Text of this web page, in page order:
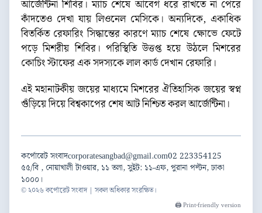
আর্জেন্টিনা শিবির। ম্যাচ শেষে আবেগ ধরে রাখতে না পেরে
কাঁদতেও দেখা যায় লিওনেল মেসিকে। অন্যদিকে, একাধিক
বিতর্কিত রেফারিং সিদ্ধান্তের কারণে ম্যাচ শেষে ক্ষোভে ফেটে
পড়ে মিশরীয় শিবির। পরিস্থিতি উত্তপ্ত হয়ে উঠলে মিশরের
কোচিং স্টাফের এক সদস্যকে লাল কার্ড দেখান রেফারি।
এই মহানাটকীয় জয়ের মাধ্যমে মিশরের ঐতিহাসিক জয়ের স্বপ্ন
গুঁড়িয়ে দিয়ে বিশ্বকাপের শেষ আট নিশ্চিত করল আর্জেন্টিনা।
কর্পোরেট সংবাদcorporatesangbad@gmail.com02 223354125
৫৫/বি , নোয়াখালী টাওয়ার, ১১ তলা, সুইট: ১১-এফ, পুরানা পল্টন, ঢাকা
১০০০।
© ২০২৬ কর্পোরেট সংবাদ | সকল অধিকার সংরক্ষিত।
🖨️ Print-friendly version